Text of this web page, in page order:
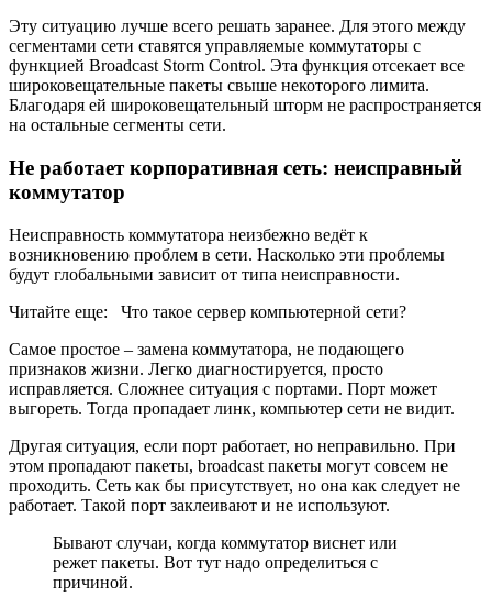
Эту ситуацию лучше всего решать заранее. Для этого между
сегментами сети ставятся управляемые коммутаторы с
функцией Broadcast Storm Control. Эта функция отсекает все
широковещательные пакеты свыше некоторого лимита.
Благодаря ей широковещательный шторм не распространяется
на остальные сегменты сети.
Не работает корпоративная сеть: неисправный
коммутатор
Неисправность коммутатора неизбежно ведёт к
возникновению проблем в сети. Насколько эти проблемы
будут глобальными зависит от типа неисправности.
Читайте еще: Что такое сервер компьютерной сети?
Самое простое – замена коммутатора, не подающего
признаков жизни. Легко диагностируется, просто
исправляется. Сложнее ситуация с портами. Порт может
выгореть. Тогда пропадает линк, компьютер сети не видит.
Другая ситуация, если порт работает, но неправильно. При
этом пропадают пакеты, broadcast пакеты могут совсем не
проходить. Сеть как бы присутствует, но она как следует не
работает. Такой порт заклеивают и не используют.
Бывают случаи, когда коммутатор виснет или
режет пакеты. Вот тут надо определиться с
причиной.